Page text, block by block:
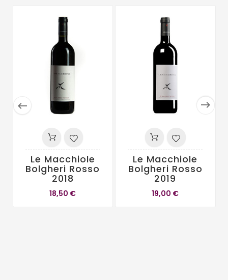
 
Le Macchiole
Bolgheri Rosso
2018
18,50 €
Le Macchiole
Bolgheri Rosso
2019
19,00 €